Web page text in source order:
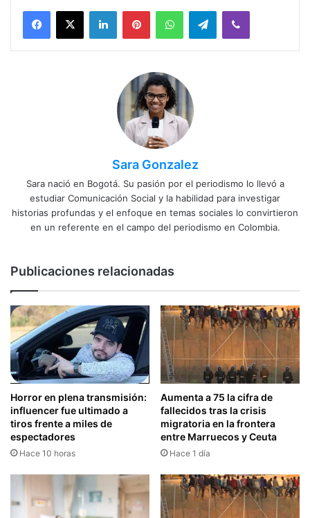
Facebook
X LinkedInPinterestWhatsAppTelegramViber
Sara Gonzalez
Sara nació en Bogotá. Su pasión por el periodismo lo llevó a
estudiar Comunicación Social y la habilidad para investigar
historias profundas y el enfoque en temas sociales lo convirtieron
en un referente en el campo del periodismo en Colombia.
Publicaciones relacionadas
Horror en plena transmisión:
influencer fue ultimado a
tiros frente a miles de
espectadores
Hace 10 horas
Aumenta a 75 la cifra de
fallecidos tras la crisis
migratoria en la frontera
entre Marruecos y Ceuta
Hace 1 día